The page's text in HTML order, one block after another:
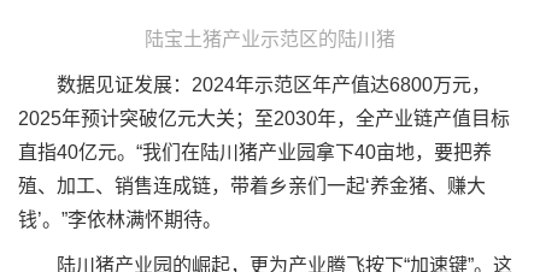
陆宝土猪产业示范区的陆川猪
数据见证发展：2024年示范区年产值达6800万元，
2025年预计突破亿元大关；至2030年，全产业链产值目标
直指40亿元。“我们在陆川猪产业园拿下40亩地，要把养
殖、加工、销售连成链，带着乡亲们一起‘养金猪、赚大
钱’。”李依林满怀期待。
陆川猪产业园的崛起，更为产业腾飞按下“加速键”。这